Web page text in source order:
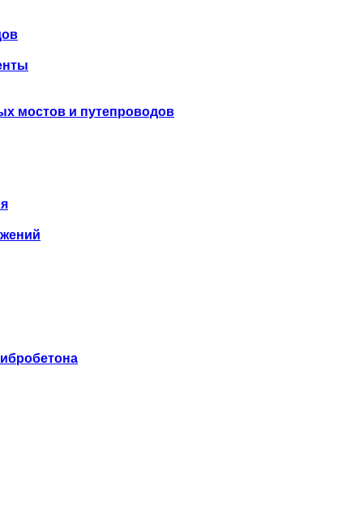
мостов и путепроводов